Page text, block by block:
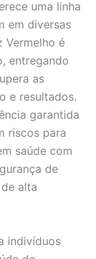
uma linha
em diversas
Vermelho é
entregando
as
e resultados.
garantida
riscos para
saúde com
de
alta
indivíduos